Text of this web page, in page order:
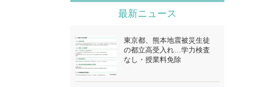
最新ニュース
東京都、熊本地震被災生徒
の都立高受入れ…学力検査
なし・授業料免除